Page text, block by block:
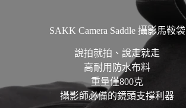
SAKK Camera Saddle 攝影馬鞍袋
說拍就拍、說走就走
高耐用防水布料
重量僅800克
攝影師必備的鏡頭支撐利器